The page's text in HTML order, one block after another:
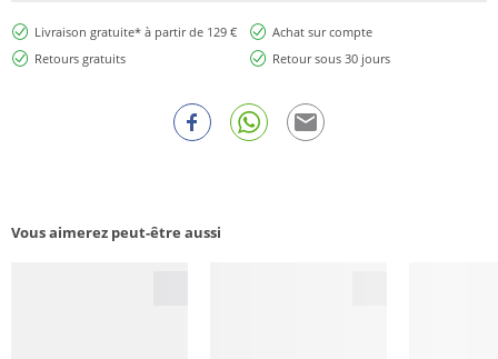
Livraison gratuite* à partir de 129 €
Achat sur compte
Retours gratuits
Retour sous 30 jours
Vous aimerez peut-être aussi